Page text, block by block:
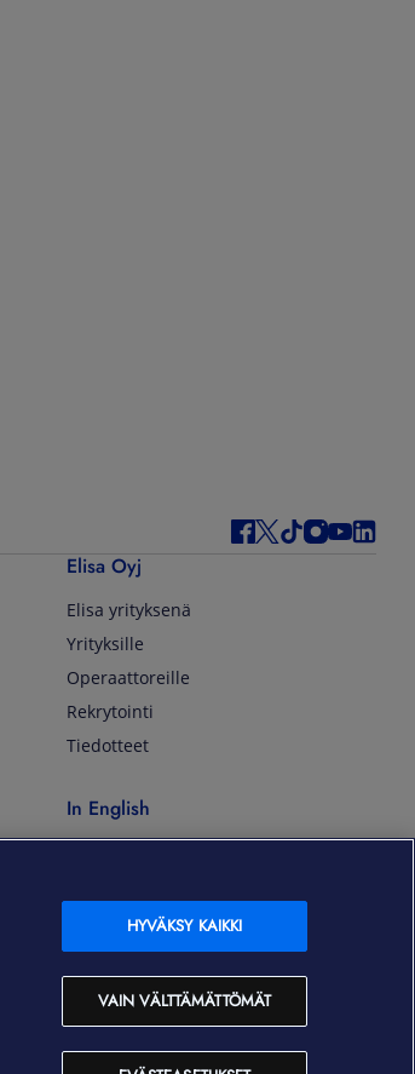
Elisa Oyj
Elisa yrityksenä
Yrityksille
Operaattoreille
Rekrytointi
Tiedotteet
In English
Moving to Finland
Elisa Corporation
På Svenska
VAIN VÄLTTÄMÄTTÖMÄT
HYVÄKSY KAIKKI